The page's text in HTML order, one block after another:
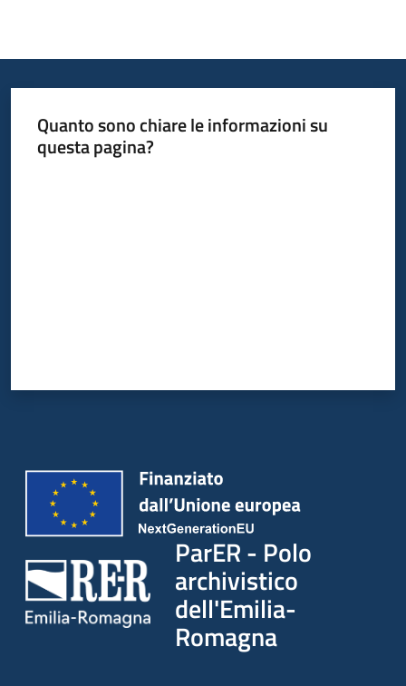
Quanto sono chiare le informazioni su
questa pagina?
ParER - Polo
archivistico
dell'Emilia-
Romagna